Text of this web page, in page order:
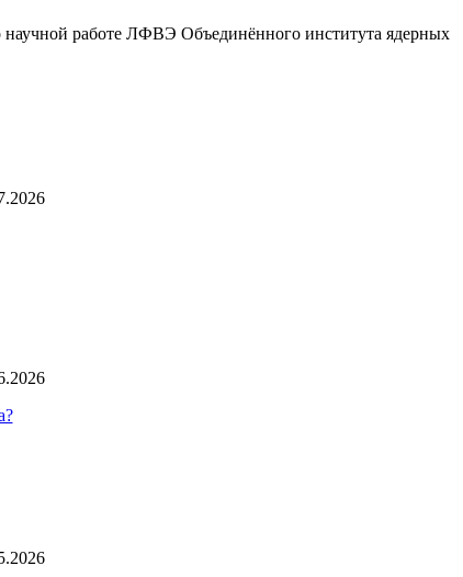
научной работе ЛФВЭ Объединённого института ядерных